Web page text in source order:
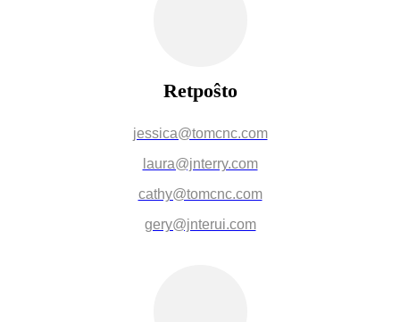
Retpoŝto
jessica@tomcnc.com
laura@jnterry.com
cathy@tomcnc.com
gery@jnterui.com